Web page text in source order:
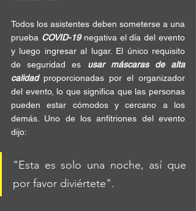
Todos los asistentes deben someterse a una
prueba COVID-19 negativa el día del evento
y luego ingresar al lugar. El único requisito
de seguridad es usar máscaras de alta
calidad proporcionadas por el organizador
del evento, lo que significa que las personas
pueden estar cómodos y cercano a los
demás. Uno de los anfitriones del evento
dijo:
"Esta es solo una noche, así que
por favor diviértete".